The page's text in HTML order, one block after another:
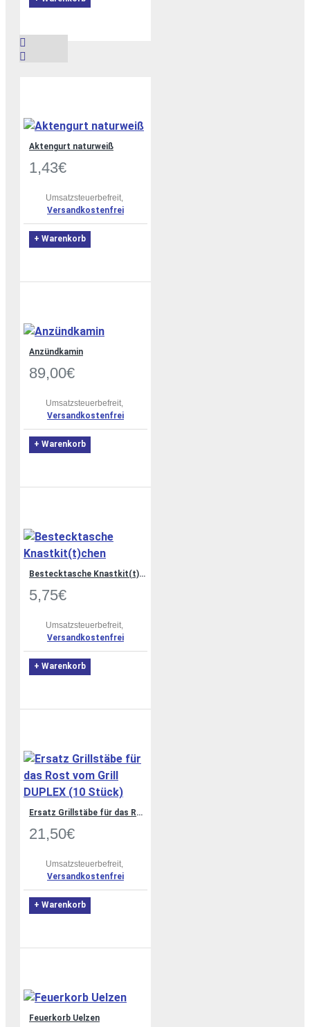
Aktengurt naturweiß
1,43€
Umsatzsteuerbefreit,
Versandkostenfrei
+ Warenkorb
Anzündkamin
89,00€
Umsatzsteuerbefreit,
Versandkostenfrei
+ Warenkorb
Bestecktasche Knastkit(t)chen
5,75€
Umsatzsteuerbefreit,
Versandkostenfrei
+ Warenkorb
Ersatz Grillstäbe für das Rost vom Grill DUPLEX (10 Stück)
21,50€
Umsatzsteuerbefreit,
Versandkostenfrei
+ Warenkorb
Feuerkorb Uelzen